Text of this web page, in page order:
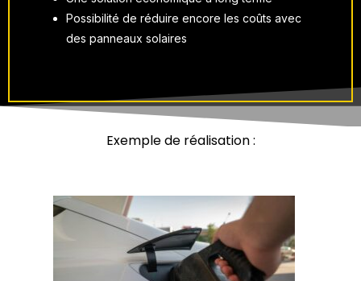
Possibilité de réduire encore les coûts avec
des panneaux solaires
Exemple de réalisation :